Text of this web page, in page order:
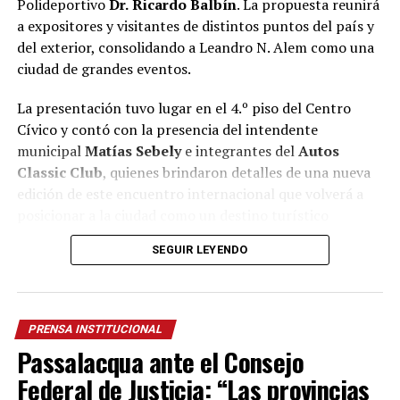
PolideportivoDr.Ricardo Balbín. La propuesta reunirá
a expositores y visitantes de distintos puntos del país y
del exterior, consolidando a Leandro N. Alem como una
ciudad de grandes eventos.
La presentación tuvo lugar en el 4.º piso del Centro
Cívico y contó con la presencia del intendente
municipalMatías Sebelye integrantes delAutos
Classic Club, quienes brindaron detalles de una nueva
edición de este encuentro internacional que volverá a
durante el fin de semana.
municipiocontinúa apostando a una agenda
permanente de eventos que generan un impacto directo
en la economía local.
“Cada evento que llega a Alem moviliza nuestra
SEGUIR LEYENDO
PRENSA INSTITUCIONAL
Passalacqua ante el Consejo
Federal de Justicia: “Las provincias